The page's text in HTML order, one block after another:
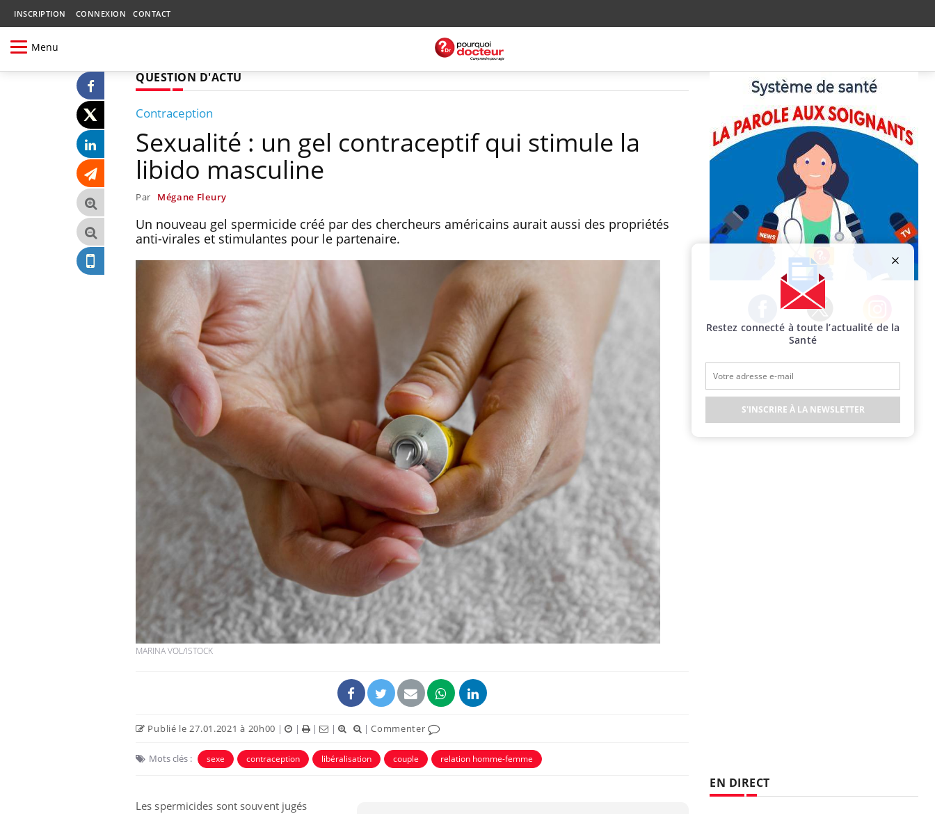
INSCRIPTION CONNEXION CONTACT
Menu
QUESTION D'ACTU
Contraception
Sexualité : un gel contraceptif qui stimule la
libido masculine
Par Mégane Fleury
Un nouveau gel spermicide créé par des chercheurs américains aurait aussi des propriétés
anti-virales et stimulantes pour le partenaire.
MARINA VOL/ISTOCK
Publié le 27.01.2021 à 20h00 | | | | |Commenter
Mots clés : sexe contraception libéralisation couple relation homme-femme
Les spermicides sont souvent jugés
Facebook Twitter Instagram
EN DIRECT
Restez connecté à toute l’actualité de la
Santé
S'INSCRIRE À LA NEWSLETTER